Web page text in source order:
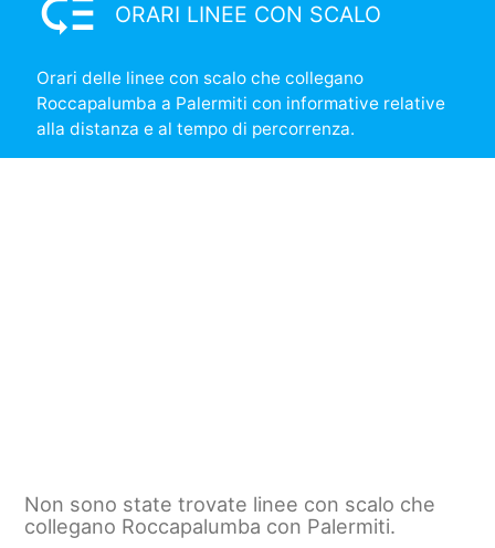
low_priority ORARI LINEE CON SCALO
Orari delle linee con scalo che collegano
Roccapalumba a Palermiti con informative relative
alla distanza e al tempo di percorrenza.
Non sono state trovate linee con scalo che
collegano Roccapalumba con Palermiti.